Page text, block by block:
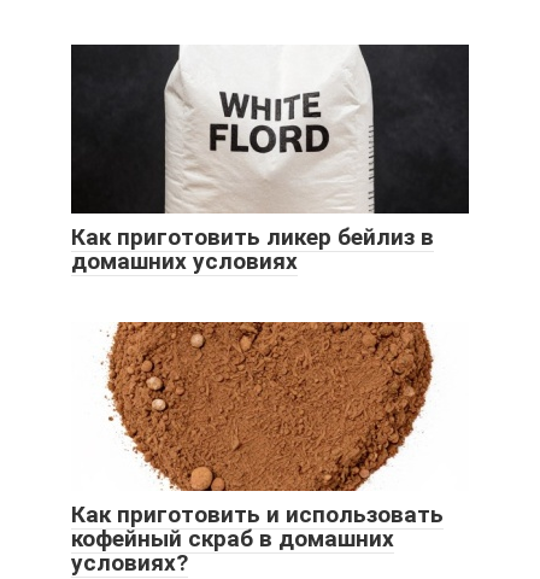
Как приготовить ликер бейлиз в
домашних условиях
Как приготовить и использовать
кофейный скраб в домашних
условиях?